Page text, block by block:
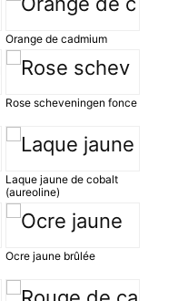
Orange de cadmium
Rose scheveningen fonce
Laque jaune de cobalt
(aureoline)
Ocre jaune brûlée